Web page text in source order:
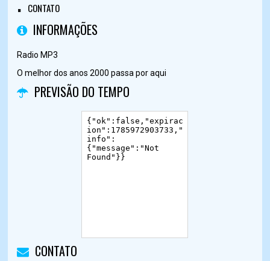
CONTATO
INFORMAÇÕES
Radio MP3
O melhor dos anos 2000 passa por aqui
PREVISÃO DO TEMPO
CONTATO